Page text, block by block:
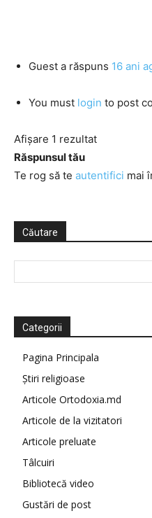
Guest a răspuns 16 ani
You must login to post
Afișare 1 rezultat
Răspunsul tău
Te rog să te autentifici mai
Căutare
Categorii
Pagina Principala
Știri religioase
Articole Ortodoxia.md
Articole de la vizitatori
Articole preluate
Tâlcuiri
Bibliotecă video
Gustări de post